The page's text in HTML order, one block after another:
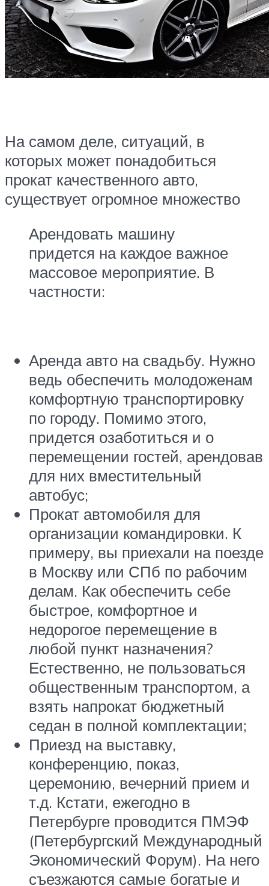
На самом деле, ситуаций, в
которых может понадобиться
прокат качественного авто,
существует огромное множество
Арендовать машину
придется на каждое важное
массовое мероприятие. В
частности:
Аренда авто на свадьбу. Нужно
ведь обеспечить молодоженам
комфортную транспортировку
по городу. Помимо этого,
придется озаботиться и о
перемещении гостей, арендовав
для них вместительный
автобус;
Прокат автомобиля для
организации командировки. К
примеру, вы приехали на поезде
в Москву или СПб по рабочим
делам. Как обеспечить себе
быстрое, комфортное и
недорогое перемещение в
любой пункт назначения?
Естественно, не пользоваться
общественным транспортом, а
взять напрокат бюджетный
седан в полной комплектации;
Приезд на выставку,
конференцию, показ,
церемонию, вечерний прием и
т.д. Кстати, ежегодно в
Петербурге проводится ПМЭФ
(Петербургский Международный
Экономический Форум). На него
съезжаются самые богатые и